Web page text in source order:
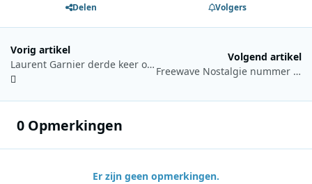
Delen Volgers
Vorig artikel
Laurent Garnier derde keer op rij op 1 in The Greatest Switch
Volgend artikel
Freewave Nostalgie nummer 473 is uit
0 Opmerkingen
Er zijn geen opmerkingen.